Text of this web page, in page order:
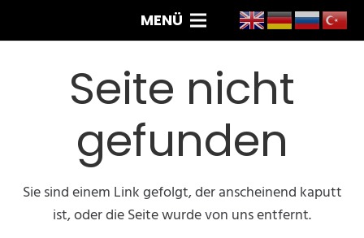
MENÜ
Seite nicht
gefunden
Sie sind einem Link gefolgt, der anscheinend kaputt
ist, oder die Seite wurde von uns entfernt.